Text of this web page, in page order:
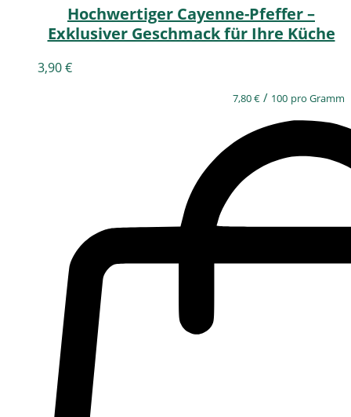
Hochwertiger Cayenne-Pfeffer –
Exklusiver Geschmack für Ihre Küche
3,90€
7,80€ / 100 pro Gramm